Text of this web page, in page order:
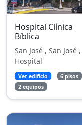
Hospital Clínica
Bíblica
San José , San José ,
Hospital
Ver edificio
6 pisos
2 equipos